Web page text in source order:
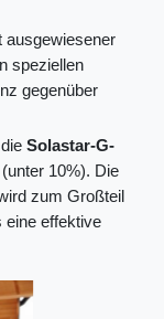
ausgewiesener
speziellen
gegenüber
Solastar-G-
10%). Die
zum Großteil
eine effektive